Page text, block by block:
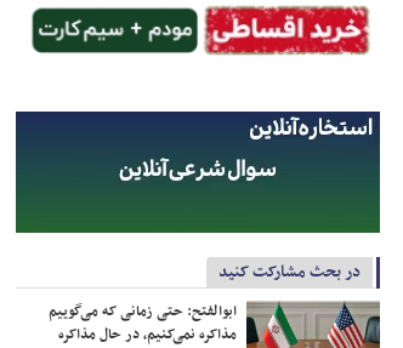
در بحث مشارکت کنید
ابوالفتح: حتی زمانی که می‌گوییم
مذاکره نمی‌کنیم، در حال مذاکره